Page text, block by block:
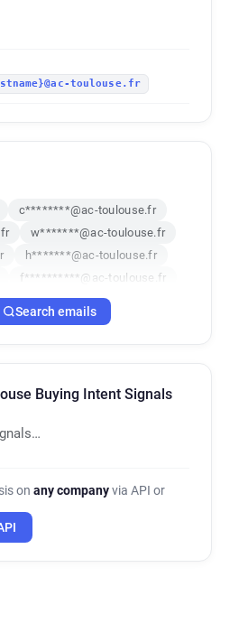
toulouse.fr
c********@ac-toulouse.fr
w*******@ac-toulouse.fr
h*******@ac-toulouse.fr
f**********@ac-toulouse.fr
u*******@ac-toulouse.fr
Search emails
Buying Intent Signals
on any companyvia API or